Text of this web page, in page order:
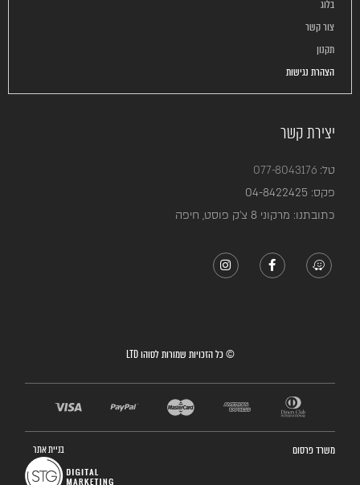
בלוג
צור קשר
תקנון
הצהרת נגישות
יצירת קשר
טל:077-8043176
פקס: 04-8422425
כתובתנו: מרקוני 8 צ’ק פוסט, חיפה
© כל הזכויות שמורות לסוהו LTD
משרד פרסום בניית אתר